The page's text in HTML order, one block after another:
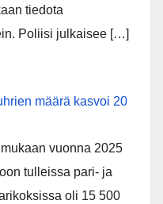
tiedota
Poliisi julkaisee […]
määrä kasvoi 20
vuonna 2025
tulleissa pari- ja
oli 15 500